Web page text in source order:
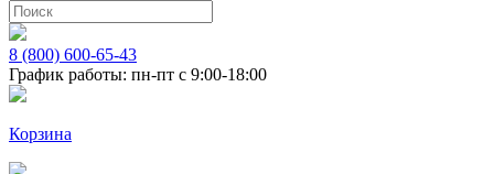
8 (800) 600-65-43
График работы: пн-пт с 9:00-18:00
Корзина